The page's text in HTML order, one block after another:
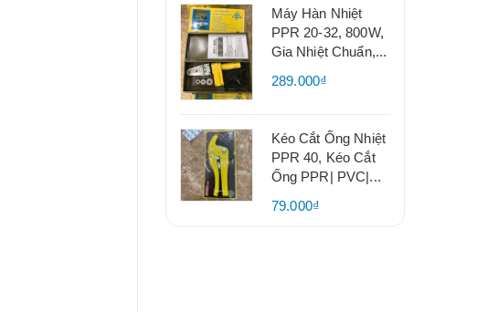
Máy Hàn Nhiệt
PPR 20-32, 800W,
Gia Nhiệt Chuẩn,...
289.000₫
Kéo Cắt Ống Nhiệt
PPR 40, Kéo Cắt
Ống PPR| PVC|...
79.000₫